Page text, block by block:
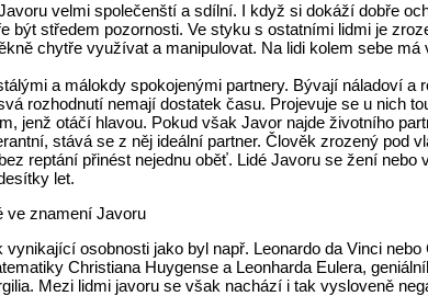
velmi společenští a sdílní. I když si dokáží dobře
být středem pozornosti. Ve styku s ostatními lidmi je
chytře využívat a manipulovat. Na lidi kolem sebe
a málokdy spokojenými partnery. Bývají náladoví a
rozhodnutí nemají dostatek času. Projevuje se u nich
jenž otáčí hlavou. Pokud však Javor najde životního
stává se z něj ideální partner. Člověk zrozený pod
reptání přinést nejednu oběť. Lidé Javoru se žení nebo
let.
ve znamení Javoru
osobnosti jako byl např. Leonardo da Vinci
Christiana Huygense a Leonharda Eulera,
Mezi lidmi javoru se však nachází i tak vysloveně